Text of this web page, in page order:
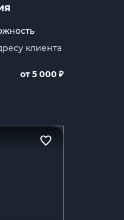
клиента
от 5 000 ₽